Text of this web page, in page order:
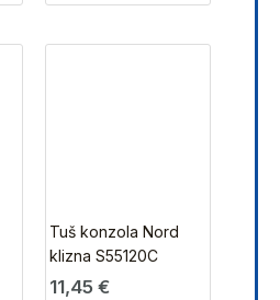
Tuš konzola Nord
klizna S55120C
11,45 €